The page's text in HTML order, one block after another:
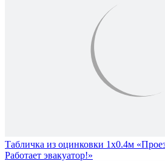
Табличка из оцинковки 1х0.4м
Работает эвакуатор!»